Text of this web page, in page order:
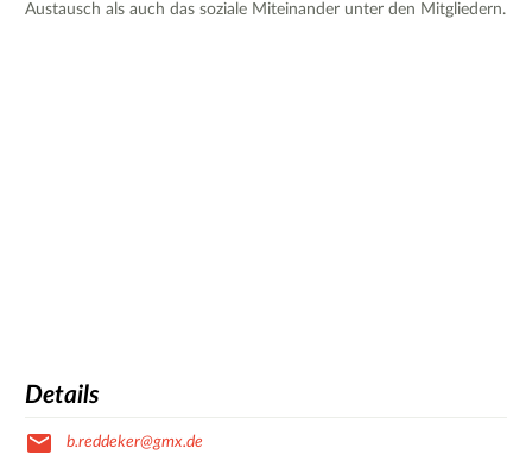
Austausch als auch das soziale Miteinander unter den Mitgliedern.
Details
b.reddeker@gmx.de